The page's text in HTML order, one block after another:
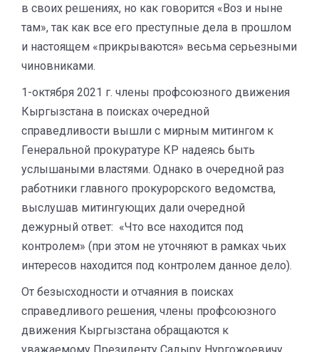
в своих решениях, но как говорится «Воз и ныне
там», так как все его преступные дела в прошлом
и настоящем «прикрываются» весьма серьезными
чиновниками.
1-октября 2021 г. члены профсоюзного движения
Кыргызстана в поисках очередной
справедливости вышли с мирным митингом к
Генеральной прокуратуре КР надеясь быть
услышаными властями. Однако в очередной раз
работники главного прокурорского ведомства,
выслушав митингующих дали очередной
дежурный ответ: «Что все находится под
контролем» (при этом не уточняют в рамках чьих
интересов находится под контролем данное дело).
От безысходности и отчаяния в поисках
справедливого решения, члены профсоюзного
движения Кыргызстана обращаются к